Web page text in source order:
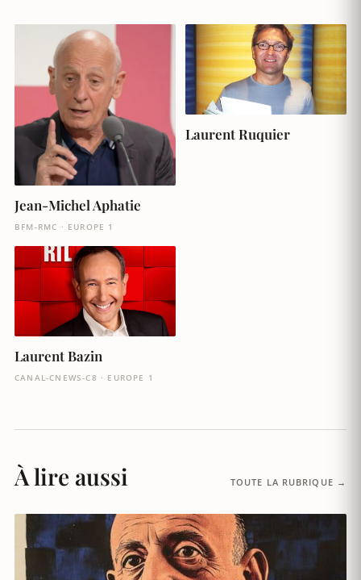
Jean-Michel Aphatie
BFM-RMC · EUROPE 1
Laurent Ruquier
Laurent Bazin
CANAL-CNEWS-C8 · EUROPE 1
À lire aussi TOUTE LA RUBRIQUE →